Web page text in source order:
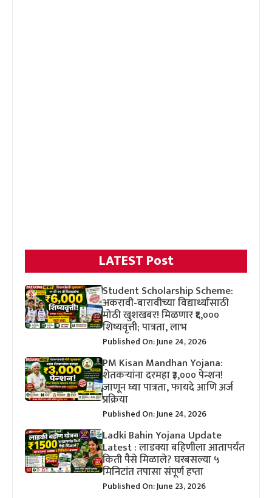
LATEST Post
Student Scholarship Scheme:
अकरावी-बारावीच्या विद्यार्थ्यांसाठी
मोठी खुशखबर! मिळणार ₹६,०००
शिष्यवृत्ती; पात्रता, लाभ
Published On: June 24, 2026
PM Kisan Mandhan Yojana:
शेतकऱ्यांना दरमहा ₹३,००० पेन्शन!
जाणून घ्या पात्रता, फायदे आणि अर्ज
प्रक्रिया
Published On: June 24, 2026
Ladki Bahin Yojana Update
Latest : लाडक्या बहिणीला आतापर्यंत
किती पैसे मिळाले? घरबसल्या ५
मिनिटांत तपासा संपूर्ण हप्ता
Published On: June 23, 2026